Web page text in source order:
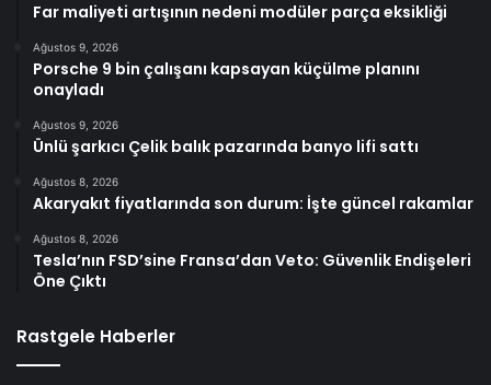
Far maliyeti artışının nedeni modüler parça eksikliği
Ağustos 9, 2026
Porsche 9 bin çalışanı kapsayan küçülme planını
onayladı
Ağustos 9, 2026
Ünlü şarkıcı Çelik balık pazarında banyo lifi sattı
Ağustos 8, 2026
Akaryakıt fiyatlarında son durum: İşte güncel rakamlar
Ağustos 8, 2026
Tesla’nın FSD’sine Fransa’dan Veto: Güvenlik Endişeleri
Öne Çıktı
Rastgele Haberler